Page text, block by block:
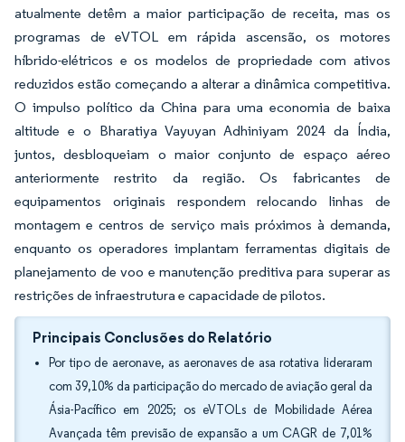
atualmente detêm a maior participação de receita, mas os
programas de eVTOL em rápida ascensão, os motores
híbrido-elétricos e os modelos de propriedade com ativos
reduzidos estão começando a alterar a dinâmica competitiva.
O impulso político da China para uma economia de baixa
altitude e o Bharatiya Vayuyan Adhiniyam 2024 da Índia,
juntos, desbloqueiam o maior conjunto de espaço aéreo
anteriormente restrito da região. Os fabricantes de
equipamentos originais respondem relocando linhas de
montagem e centros de serviço mais próximos à demanda,
enquanto os operadores implantam ferramentas digitais de
planejamento de voo e manutenção preditiva para superar as
restrições de infraestrutura e capacidade de pilotos.
Principais Conclusões do Relatório
Por tipo de aeronave, as aeronaves de asa rotativa lideraram
com 39,10% da participação do mercado de aviação geral da
Ásia-Pacífico em 2025; os eVTOLs de Mobilidade Aérea
Avançada têm previsão de expansão a um CAGR de 7,01%